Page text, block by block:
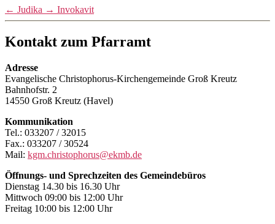
← Judika → Invokavit
Kontakt zum Pfarramt
Adresse
Evangelische Christophorus-Kirchengemeinde Groß Kreutz
Bahnhofstr. 2
14550 Groß Kreutz (Havel)
Kommunikation
Tel.: 033207 / 32015
Fax.: 033207 / 30524
Mail: kgm.christophorus@ekmb.de
Öffnungs- und Sprechzeiten des Gemeindebüros
Dienstag 14.30 bis 16.30 Uhr
Mittwoch 09:00 bis 12:00 Uhr
Freitag 10:00 bis 12:00 Uhr